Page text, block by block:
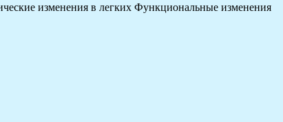
изменения в легких Функциональные изменения